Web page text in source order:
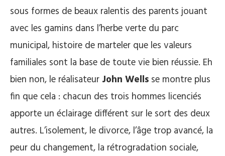
sous formes de beaux ralentis des parents jouant
avec les gamins dans l’herbe verte du parc
municipal, histoire de marteler que les valeurs
familiales sont la base de toute vie bien réussie. Eh
bien non, le réalisateur John Wells se montre plus
fin que cela : chacun des trois hommes licenciés
apporte un éclairage différent sur le sort des deux
autres. L’isolement, le divorce, l’âge trop avancé, la
peur du changement, la rétrogradation sociale,